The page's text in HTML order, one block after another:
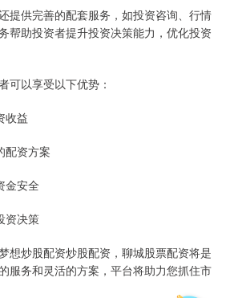
提供完善的配套服务，如投资咨询、行情
帮助投资者提升投资决策能力，优化投资
可以享受以下优势：
收益
配资方案
金安全
资决策
想炒股配资炒股配资，聊城股票配资将是
服务和灵活的方案，平台将助力您抓住市